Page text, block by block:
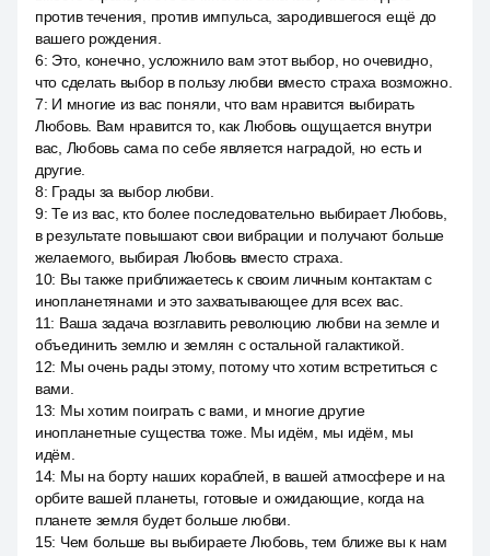
против течения, против импульса, зародившегося ещё до
вашего рождения.
6: Это, конечно, усложнило вам этот выбор, но очевидно,
что сделать выбор в пользу любви вместо страха возможно.
7: И многие из вас поняли, что вам нравится выбирать
Любовь. Вам нравится то, как Любовь ощущается внутри
вас, Любовь сама по себе является наградой, но есть и
другие.
8: Грады за выбор любви.
9:Те из вас, кто более последовательно выбирает Любовь,
в результате повышают свои вибрации и получают больше
желаемого, выбирая Любовь вместо страха.
10: Вы также приближаетесь к своим личным контактам с
инопланетянами и это захватывающее для всех вас.
11: Ваша задача возглавить революцию любви на земле и
объединить землю и землян с остальной галактикой.
12: Мы очень рады этому, потому что хотим встретиться с
вами.
13: Мы хотим поиграть с вами, и многие другие
инопланетные существа тоже. Мы идём, мы идём, мы
идём.
14: Мы на борту наших кораблей, в вашей атмосфере и на
орбите вашей планеты, готовые и ожидающие, когда на
планете земля будет больше любви.
15: Чем больше вы выбираете Любовь, тем ближе вы к нам